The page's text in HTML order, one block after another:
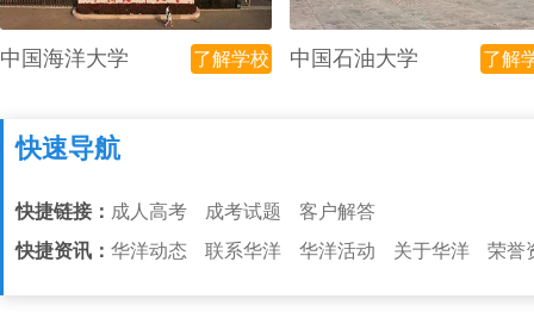
中国海洋大学 了解学校 中国石油大学 了解
快速导航
快捷链接： 成人高考 成考试题
客户解答
快捷资讯： 华洋动态 联系华洋 华洋活动 关于华洋 荣誉